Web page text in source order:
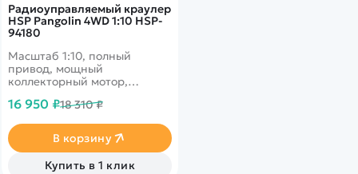
Радиоуправляемый краулер
HSP Pangolin 4WD 1:10 HSP-
94180
Масштаб 1:10, полный
привод, мощный
коллекторный мотор,
скорость до 30 км/ч, 15-20
16 950 ₽18 310 ₽
В корзину
Купить в 1 клик